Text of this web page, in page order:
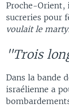
Proche-Orient,
sucreries pour
voulait le
"Trois
Dans la bande
israélienne a